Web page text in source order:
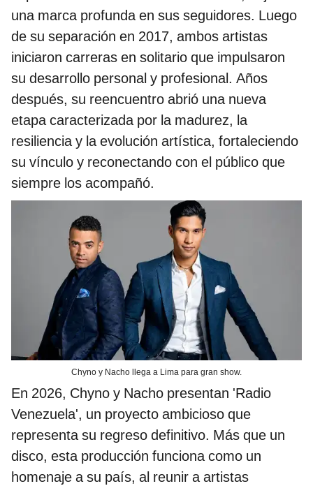
una marca profunda en sus seguidores. Luego
de su separación en 2017, ambos artistas
iniciaron carreras en solitario que impulsaron
su desarrollo personal y profesional. Años
después, su reencuentro abrió una nueva
etapa caracterizada por la madurez, la
resiliencia y la evolución artística, fortaleciendo
su vínculo y reconectando con el público que
siempre los acompañó.
Chyno y Nacho llega a Lima para gran show.
En 2026, Chyno y Nacho presentan 'Radio
Venezuela', un proyecto ambicioso que
representa su regreso definitivo. Más que un
disco, esta producción funciona como un
homenaje a su país, al reunir a artistas